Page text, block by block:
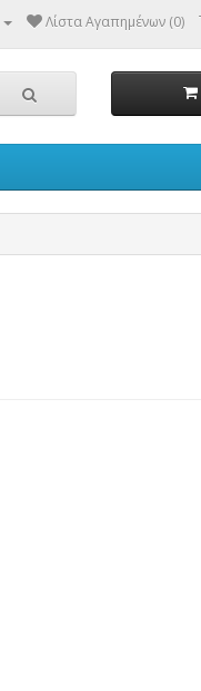
Λίστα Αγαπημένων (0)